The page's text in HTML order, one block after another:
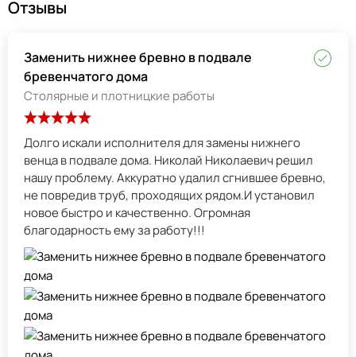
Отзывы
Заменить нижнее бревно в подвале
бревенчатого дома
Столярные и плотницкие работы
Долго искали исполнителя для замены нижнего
венца в подвале дома. Николай Николаевич решил
нашу проблему. Аккуратно удалил сгнившее бревно,
не повредив труб, проходящих рядом.И установил
новое быстро и качественно. Огромная
благодарность ему за работу!!!